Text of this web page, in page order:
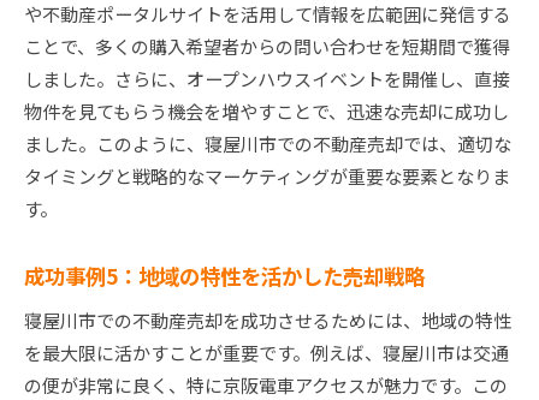
や不動産ポータルサイトを活用して情報を広範囲に発信する
ことで、多くの購入希望者からの問い合わせを短期間で獲得
しました。さらに、オープンハウスイベントを開催し、直接
物件を見てもらう機会を増やすことで、迅速な売却に成功し
ました。このように、寝屋川市での不動産売却では、適切な
タイミングと戦略的なマーケティングが重要な要素となりま
す。
成功事例5：地域の特性を活かした売却戦略
寝屋川市での不動産売却を成功させるためには、地域の特性
を最大限に活かすことが重要です。例えば、寝屋川市は交通
の便が非常に良く、特に京阪電車アクセスが魅力です。この